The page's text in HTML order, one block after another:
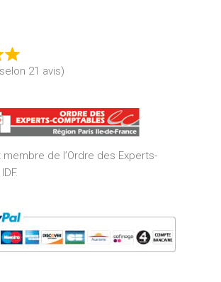
21 avis)
de l’Ordre des Experts-